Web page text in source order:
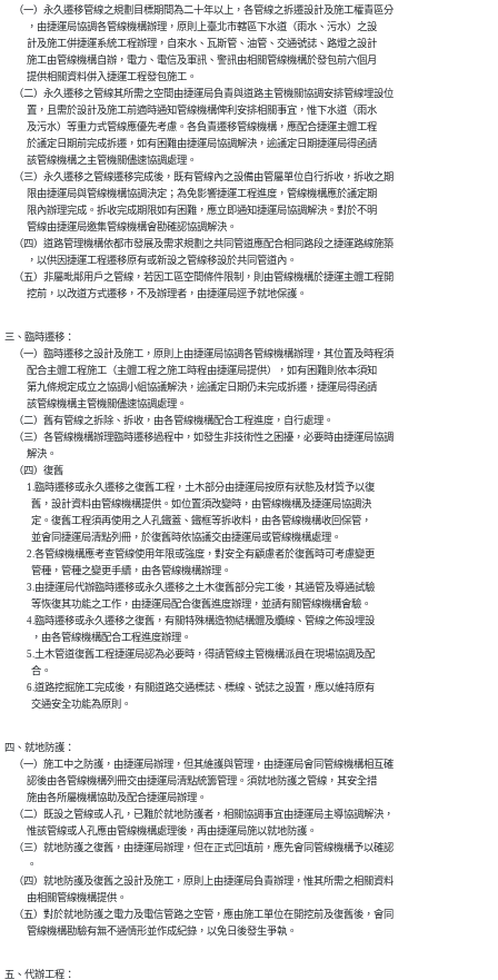
    （一）永久遷移管線之規劃目標期間為二十年以上，各管線之拆遷設計及施工權責區分
          ，由捷運局協調各管線機構辦理，原則上臺北市轄區下水道（雨水、污水）之設
          計及施工併捷運系統工程辦理，自來水、瓦斯管、油管、交通號誌、路燈之設計
          施工由管線機構自辦，電力、電信及軍訊、警訊由相關管線機構於發包前六個月
          提供相關資料併入捷運工程發包施工。
    （二）永久遷移之管線其所需之空間由捷運局負責與道路主管機關協調安排管線埋設位
          置，且需於設計及施工前適時通知管線機構俾利安排相關事宜，惟下水道（雨水
          及污水）等重力式管線應優先考慮。各負責遷移管線機構，應配合捷運主體工程
          於議定日期前完成拆遷，如有困難由捷運局協調解決，逾議定日期捷運局得函請
          該管線機構之主管機關儘速協調處理。
    （三）永久遷移之管線遷移完成後，既有管線內之設備由管屬單位自行拆收，拆收之期
          限由捷運局與管線機構協調決定；為免影響捷運工程進度，管線機構應於議定期
          限內辦理完成。拆收完成期限如有困難，應立即通知捷運局協調解決。對於不明
          管線由捷運局邀集管線機構會勘確認協調解決。
    （四）道路管理機構依都市發展及需求規劃之共同管道應配合相同路段之捷運路線施築
          ，以供因捷運工程遷移原有或新設之管線移設於共同管道內。
    （五）非屬毗鄰用戶之管線，若因工區空間條件限制，則由管線機構於捷運主體工程開
          挖前，以改道方式遷移，不及辦理者，由捷運局逕予就地保護。
三、臨時遷移：
    （一）臨時遷移之設計及施工，原則上由捷運局協調各管線機構辦理，其位置及時程須
          配合主體工程施工（主體工程之施工時程由捷運局提供），如有困難則依本須知
          第九條規定成立之協調小組協議解決，逾議定日期仍未完成拆遷，捷運局得函請
          該管線機構主管機關儘速協調處理。
    （二）舊有管線之拆除、拆收，由各管線機構配合工程進度，自行處理。
    （三）各管線機構辦理臨時遷移過程中，如發生非技術性之困擾，必要時由捷運局協調
          解決。
    （四）復舊
          1.臨時遷移或永久遷移之復舊工程，土木部分由捷運局按原有狀態及材質予以復
            舊，設計資料由管線機構提供。如位置須改變時，由管線機構及捷運局協調決
            定。復舊工程須再使用之人孔鐵蓋、鐵框等拆收料，由各管線機構收回保管，
            並會同捷運局清點列冊，於復舊時依協議交由捷運局或管線機構處理。
          2.各管線機構應考查管線使用年限或強度，對安全有顧慮者於復舊時可考慮變更
            管種，管種之變更手續，由各管線機構辦理。
          3.由捷運局代辦臨時遷移或永久遷移之土木復舊部分完工後，其通管及導通試驗
            等恢復其功能之工作，由捷運局配合復舊進度辦理，並請有關管線機構會驗。
          4.臨時遷移或永久遷移之復舊，有關特殊構造物結構體及纜線、管線之佈設埋設
            ，由各管線機構配合工程進度辦理。
          5.土木管道復舊工程捷運局認為必要時，得請管線主管機構派員在現場協調及配
            合。
          6.道路挖掘施工完成後，有關道路交通標誌、標線、號誌之設置，應以維持原有
            交通安全功能為原則。
四、就地防護：
    （一）施工中之防護，由捷運局辦理，但其維護與管理，由捷運局會同管線機構相互確
          認後由各管線機構列冊交由捷運局清點統籌管理。須就地防護之管線，其安全措
          施由各所屬機構協助及配合捷運局辦理。
    （二）既設之管線或人孔，已難於就地防護者，相關協調事宜由捷運局主導協調解決，
          惟該管線或人孔應由管線機構處理後，再由捷運局施以就地防護。
    （三）就地防護之復舊，由捷運局辦理，但在正式回填前，應先會同管線機構予以確認
          。
    （四）就地防護及復舊之設計及施工，原則上由捷運局負責辦理，惟其所需之相關資料
          由相關管線機構提供。
    （五）對於就地防護之電力及電信管路之空管，應由施工單位在開挖前及復舊後，會同
          管線機構勘驗有無不通情形並作成紀錄，以免日後發生爭執。
五、代辦工程：